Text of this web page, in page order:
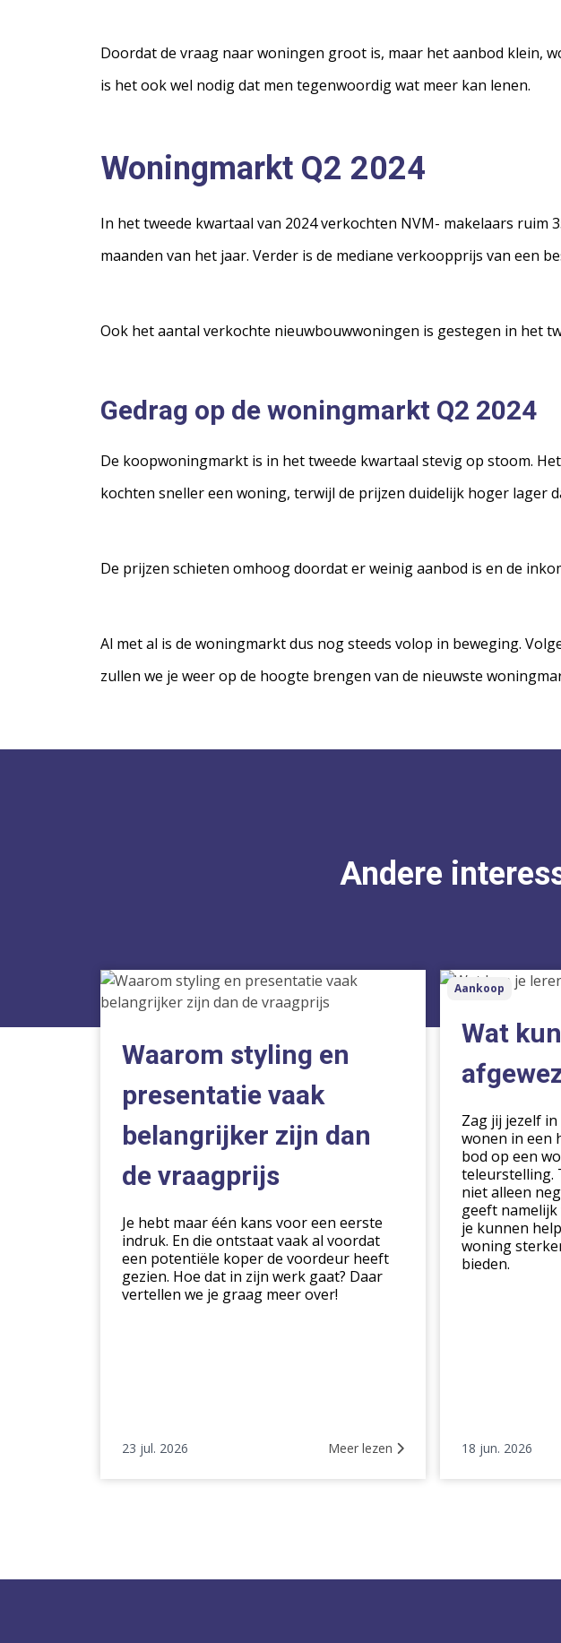
Doordat de vraag naar woningen groot is, maar het aanbod klein,
is het ook wel nodig dat men tegenwoordig wat meer kan lenen.
Woningmarkt Q2 2024
In het tweede kwartaal van 2024 verkochten NVM- makelaars ruim
maanden van het jaar. Verder is de mediane verkoopprijs van een
Ook het aantal verkochte nieuwbouwwoningen is gestegen in het
Gedrag op de woningmarkt Q2 2024
De koopwoningmarkt is in het tweede kwartaal stevig op stoom.
kochten sneller een woning, terwijl de prijzen duidelijk hoger lager
De prijzen schieten omhoog doordat er weinig aanbod is en de
Al met al is de woningmarkt dus nog steeds volop in beweging.
zullen we je weer op de hoogte brengen van de nieuwste
Andere
Waarom
styling
en
presentatie
vaak
belangrijker
dan
vraagprijs
Waarom styling en
presentatie vaak
belangrijker zijn dan
de vraagprijs
Je hebt maar één kans voor een eerste
indruk. En die ontstaat vaak al voordat
een potentiële koper de voordeur heeft
gezien. Hoe dat in zijn werk gaat? Daar
vertellen we je graag meer over!
23 jul. 2026 Meer lezen
Wat
je
leren
van
afgewezen
Aankoop
Wat
Zag jij jezelf
wonen in een
bod op een
teleurstelling.
niet alleen
geeft namelijk
je kunnen
woning
bieden.
18 jun. 2026